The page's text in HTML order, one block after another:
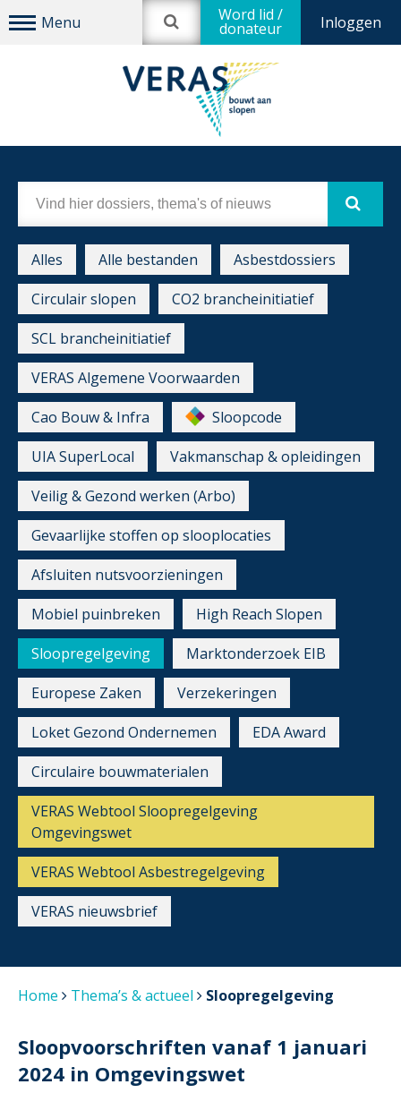
Inloggen
Word lid /
donateur
Alles Alle bestanden
Asbestdossiers
Circulair slopen
CO2 brancheinitiatief
SCL brancheinitiatief
VERAS Algemene Voorwaarden
Cao Bouw & Infra
Sloopcode
UIA SuperLocal
Vakmanschap & opleidingen
Veilig & Gezond werken (Arbo)
Gevaarlijke stoffen op slooplocaties
Afsluiten nutsvoorzieningen
Mobiel puinbreken
High Reach Slopen
Sloopregelgeving
Marktonderzoek EIB
Europese Zaken
Verzekeringen
Loket Gezond Ondernemen
EDA Award
Circulaire bouwmaterialen
VERAS Webtool Sloopregelgeving
Omgevingswet
VERAS Webtool Asbestregelgeving
VERAS nieuwsbrief
Home Thema’s & actueel Sloopregelgeving
Sloopvoorschriften vanaf 1 januari
2024 in Omgevingswet